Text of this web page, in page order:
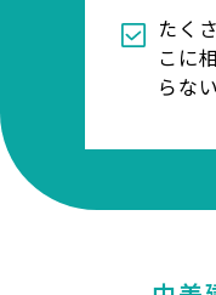
たく
こに
らない